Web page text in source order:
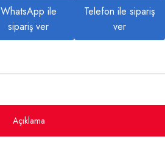
WhatsApp ile
sipariş ver
Telefon ile sipariş
ver
Açıklama